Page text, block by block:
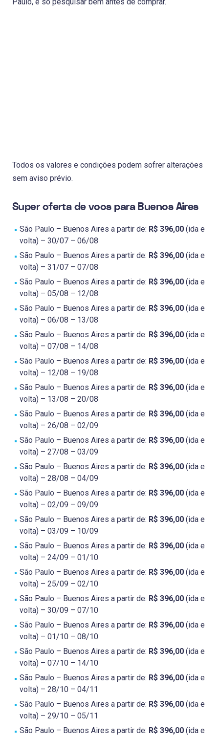
Todos os valores e condições podem sofrer alterações
sem aviso prévio.
Super oferta de voos para Buenos Aires
São Paulo – Buenos Aires a partir de: R$ 396,00 (ida e
volta) – 30/07 – 06/08
São Paulo – Buenos Aires a partir de: R$ 396,00 (ida e
volta) – 31/07 – 07/08
São Paulo – Buenos Aires a partir de: R$ 396,00 (ida e
volta) – 05/08 – 12/08
São Paulo – Buenos Aires a partir de: R$ 396,00 (ida e
volta) – 06/08 – 13/08
São Paulo – Buenos Aires a partir de: R$ 396,00 (ida e
volta) – 07/08 – 14/08
São Paulo – Buenos Aires a partir de: R$ 396,00 (ida e
volta) – 12/08 – 19/08
São Paulo – Buenos Aires a partir de: R$ 396,00 (ida e
volta) – 13/08 – 20/08
São Paulo – Buenos Aires a partir de: R$ 396,00 (ida e
volta) – 26/08 – 02/09
São Paulo – Buenos Aires a partir de: R$ 396,00 (ida e
volta) – 27/08 – 03/09
São Paulo – Buenos Aires a partir de: R$ 396,00 (ida e
volta) – 28/08 – 04/09
São Paulo – Buenos Aires a partir de: R$ 396,00 (ida e
volta) – 02/09 – 09/09
São Paulo – Buenos Aires a partir de: R$ 396,00 (ida e
volta) – 03/09 – 10/09
São Paulo – Buenos Aires a partir de: R$ 396,00 (ida e
volta) – 24/09 – 01/10
São Paulo – Buenos Aires a partir de: R$ 396,00 (ida e
volta) – 25/09 – 02/10
São Paulo – Buenos Aires a partir de: R$ 396,00 (ida e
volta) – 30/09 – 07/10
São Paulo – Buenos Aires a partir de: R$ 396,00 (ida e
volta) – 01/10 – 08/10
São Paulo – Buenos Aires a partir de: R$ 396,00 (ida e
volta) – 07/10 – 14/10
São Paulo – Buenos Aires a partir de: R$ 396,00 (ida e
volta) – 28/10 – 04/11
São Paulo – Buenos Aires a partir de: R$ 396,00 (ida e
volta) – 29/10 – 05/11
São Paulo – Buenos Aires a partir de: R$ 396,00 (ida e